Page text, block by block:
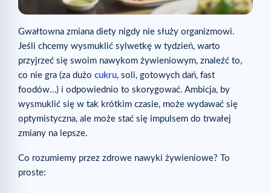
Gwałtowna zmiana diety nigdy nie służy organizmowi.
Jeśli chcemy wysmuklić sylwetkę w tydzień, warto
przyjrzeć się swoim nawykom żywieniowym, znaleźć to,
co nie gra (za dużo cukru, soli, gotowych dań, fast
foodów…) i odpowiednio to skorygować. Ambicja, by
wysmuklić się w tak krótkim czasie, może wydawać się
optymistyczna, ale może stać się impulsem do trwałej
zmiany na lepsze.
Co rozumiemy przez zdrowe nawyki żywieniowe? To
proste: